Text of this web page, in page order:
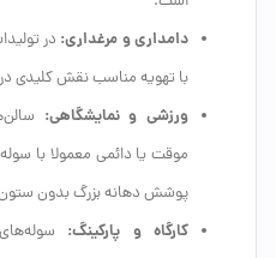
دامداری و مرغداری: در
با تهویه مناسب نقش کلیدی در
ورزشی و نمایشگاهی:
موقت یا دائمی معمولا با
پوشش دهانه بزرگ بدون
کارگاه و پارکینگ: